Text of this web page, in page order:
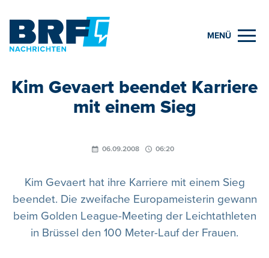
MENÜ
Kim Gevaert beendet Karriere
mit einem Sieg
06.09.2008 06:20
Kim Gevaert hat ihre Karriere mit einem Sieg
beendet. Die zweifache Europameisterin gewann
beim Golden League-Meeting der Leichtathleten
in Brüssel den 100 Meter-Lauf der Frauen.